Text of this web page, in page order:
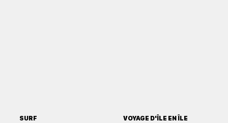
SURF VOYAGE D'ÎLE EN ÎLE